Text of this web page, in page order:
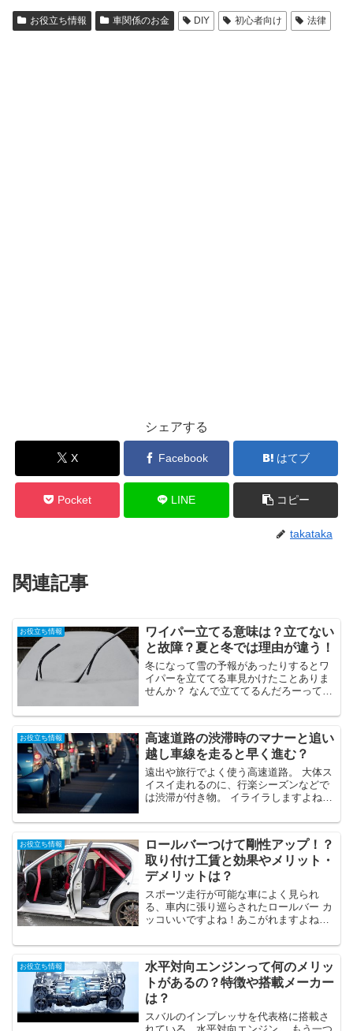
お役立ち情報 車関係のお金 DIY 初心者向け 法律
シェアする
X Facebook はてブ
Pocket LINE コピー
takataka
関連記事
お役立ち情報
ワイパー立てる意味は？立てない
と故障？夏と冬では理由が違う！
冬になって雪の予報があったりするとワ
イパーを立ててる車見かけたことありま
せんか？ なんで立ててるんだろーって思
た意味があってやってることなので
詳しく解説していきたいと...
お役立ち情報
高速道路の渋滞時のマナーと追い
越し車線を走ると早く進む？
遠出や旅行でよく使う高速道路。 大体ス
イスイ走れるのに、行楽シーズンなどで
は渋滞が付き物。 イライラしますよね？
の渋滞マナーと、一番早く進む方法をお
お役立ち情報
ロールバーつけて剛性アップ！？
取り付け工賃と効果やメリット・
デメリットは？
スポーツ走行が可能な車によく見られ
る、車内に張り巡らされたロールバー カ
ッコいいですよね！あこがれますよね？
為の効果だってあるんです ロールバーで
剛性アップ？いくらかかるのか？徹底解
説していきたいと思い...
お役立ち情報
水平対向エンジンって何のメリッ
トがあるの？特徴や搭載メーカー
は？
スバルのインプレッサを代表格に搭載さ